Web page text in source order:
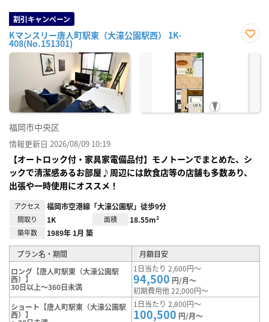
割引キャンペーン
Kマンスリー唐人町駅東（大濠公園駅西） 1K-
408(No.151301)
に入
福岡市中央区
情報更新日 2026/08/09 10:19
【オートロック付・家具家電備品付】モノトーンでまとめた、シ
ックで清潔感あるお部屋♪周辺には飲食店等の店舗も多数あり、
出張や一時使用にオススメ！
アクセス 福岡市空港線「大濠公園駅」徒歩9分
間取り 1K 面積 18.55m²
築年数 1989年 1月 築
プラン名・期間
月額目安
ロング【唐人町駅東（大濠公園駅
西）】
30日以上～360日未満
1日当たり 2,600円～
94,500 円/月～
初期費用他 22,000円～
ショート【唐人町駅東（大濠公園駅
西）】
1日当たり 2,800円～
100,500 円/月～